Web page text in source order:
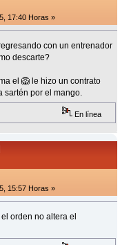
17:40 Horas »
con un entrenador
descarte?
el 🦁 le hizo un contrato
por el mango.
En línea
15:57 Horas »
orden no altera el